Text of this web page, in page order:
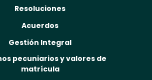
Resoluciones
Acuerdos
Gestión Integral
pecuniarios y valores de
matrícula